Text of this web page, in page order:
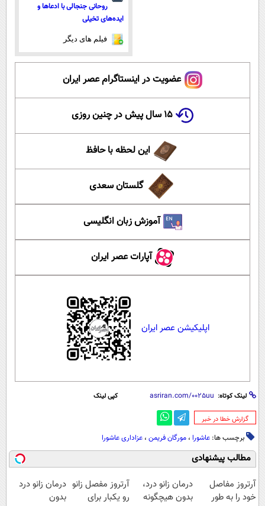
روحانی جنجالی با ادعاها و
ایده‌های تخیلی
فیلم های دیگر
عضویت در اینستاگرام عصر ایران
۱۵ سال پیش در چنین روزی
این لحظه با حافظ
گلستان سعدی
آموزش زبان انگلیسی
آپارات عصر ایران
اپلیکیشن عصر ایران
لینک کوتاه: کپی لینک
‌گزارش خطا در خبر
برچسب ها: عاشورا ، مورگان فریمن ، عزاداری عاشورا
مطالب پیشنهادی
آرتروز مفاصل
خود را به طور
درمان زانو درد،
بدون هیچگونه
آرتروز مفصل زانو
رو یکبار برای
درمان زانو درد
بدون